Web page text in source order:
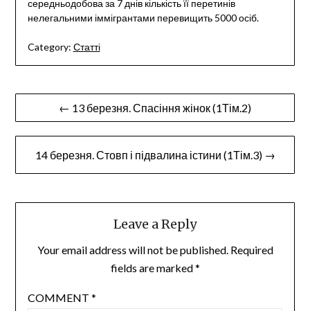
середньодобова за 7 днів кількість її перетинів
нелегальними іммігрантами перевищить 5000 осіб.
Category: Статті
Post
navigation
← 13 березня. Спасіння жінок (1Тім.2)
14 березня. Стовп і підвалина істини (1Тім.3) →
Leave a Reply
Your email address will not be published. Required
fields are marked*
COMMENT *